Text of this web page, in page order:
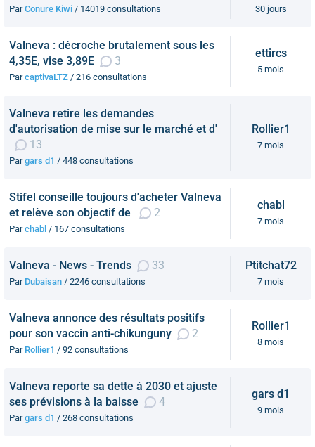
ParConure Kiwi / 14019 consultations 30 jours
Valneva : décroche brutalement sous les
4,35E, vise 3,89E
3
ParcaptivaLTZ / 216 consultations
ettircs
5 mois
Valneva retire les demandes
d'autorisation de mise sur le marché et d'
13
Pargars d1 / 448 consultations
Rollier1
7 mois
Stifel conseille toujours d'acheter Valneva
et relève son objectif de
2
Parchabl / 167 consultations
chabl
7 mois
Valneva - News - Trends 33
Par Dubaisan / 2246 consultations
Ptitchat72
7 mois
Valneva annonce des résultats positifs
pour son vaccin anti-chikunguny
2
Par Rollier1 / 92 consultations
Rollier1
8 mois
Valneva reporte sa dette à 2030 et ajuste
ses prévisions à la baisse
4
Pargars d1 / 268 consultations
gars d1
9 mois